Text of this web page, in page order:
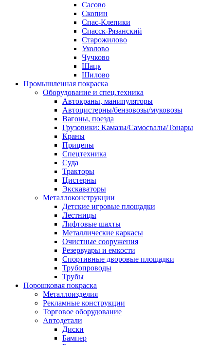
Сасово
Скопин
Спас-Клепики
Спасск-Рязанский
Старожилово
Ухолово
Чучково
Шацк
Шилово
Промышленная покраска
Оборудование и спец.техника
Автокраны, манипуляторы
Автоцистерны/бензовозы/муковозы
Вагоны, поезда
Грузовики: Камазы/Самосвалы/Тонары
Краны
Прицепы
Спецтехника
Суда
Тракторы
Цистерны
Экскаваторы
Металлоконструкции
Детские игровые площадки
Лестницы
Лифтовые шахты
Металлические каркасы
Очистные сооружения
Резервуары и емкости
Спортивные дворовые площадки
Трубопроводы
Трубы
Порошковая покраска
Металлоизделия
Рекламные конструкции
Торговое оборудование
Автодетали
Диски
Бампер